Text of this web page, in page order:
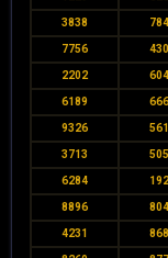
3838
7756
2202
6189
9326
3713
6284
8896
4231